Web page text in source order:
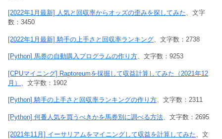
[2022年1月最新] 人気と回収率からオッズの歪みを探してみた、文字
数：3450
[2022年1月最新] 騎手の上手さと回収率ランキング 、文字数：2738
[Python] 馬券の自動購入プログラムの作り方、文字数：9253
[CPUマイニング] Raptoreumを採掘して収益計算してみた（2021年12
月）
、文字数：1902
[Python] 騎手の上手さと回収率ランキングの作り方、文字数：2311
[Python] 何番人気を買うべきかを馬券別に調べる方法、文字数：2695
[2021年11月] イーサリアムをマイニングして収益を計算してみた 、文